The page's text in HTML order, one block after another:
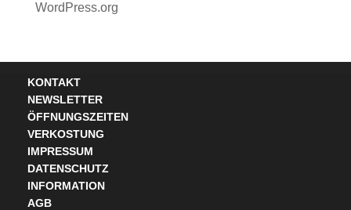
WordPress.org
KONTAKT
NEWSLETTER
ÖFFNUNGSZEITEN
VERKOSTUNG
IMPRESSUM
DATENSCHUTZ
INFORMATION
AGB